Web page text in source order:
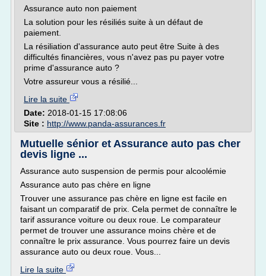
Assurance auto non paiement
La solution pour les résiliés suite à un défaut de
paiement.
La résiliation d'assurance auto peut être Suite à des
difficultés financières, vous n'avez pas pu payer votre
prime d'assurance auto ?
Votre assureur vous a résilié...
Lire la suite
Date: 2018-01-15 17:08:06
Site : http://www.panda-assurances.fr
Mutuelle sénior et Assurance auto pas cher
devis ligne ...
Assurance auto suspension de permis pour alcoolémie
Assurance auto pas chère en ligne
Trouver une assurance pas chère en ligne est facile en
faisant un comparatif de prix. Cela permet de connaître le
tarif assurance voiture ou deux roue. Le comparateur
permet de trouver une assurance moins chère et de
connaître le prix assurance. Vous pourrez faire un devis
assurance auto ou deux roue. Vous...
Lire la suite